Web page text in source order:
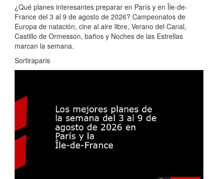
¿Qué planes interesantes preparar en París y en Île-de-
France del 3 al 9 de agosto de 2026? Campeonatos de
Europa de natación, cine al aire libre, Verano del Canal,
Castillo de Ormesson, baños y Noches de las Estrellas
marcan la semana.
Sortiraparis